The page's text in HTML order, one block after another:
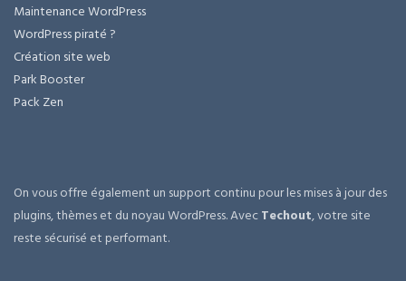
Maintenance WordPress
WordPress piraté ?
Création site web
Park Booster
Pack Zen
On vous offre également un support continu pour les mises à jour des
plugins, thèmes et du noyau WordPress. AvecTechout, votre site
reste sécurisé et performant.